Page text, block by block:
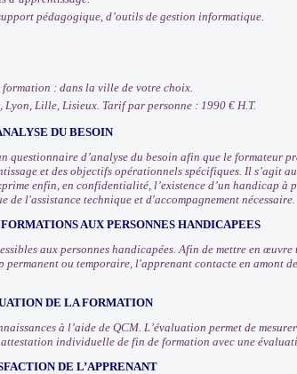
pédagogique, d’outils de gestion informatique.
: dans la ville de votre choix.
Lyon, Lille, Lisieux. Tarif par personne : 1990 € H.T.
DU BESOIN
questionnaire d’analyse du besoin afin que le formateur
et des objectifs opérationnels spécifiques. Il s’agit
enfin, en confidentialité, l’existence d’un handicap à
de l'assistance technique et d'accompagnement nécessaire.
AUX PERSONNES HANDICAPEES
aux personnes handicapées. Afin de mettre en
permanent ou temporaire, l'apprenant contacte en amont
DE LA FORMATION
à l’aide de QCM. L’évaluation permet de
individuelle de fin de formation avec une
DE L’APPRENANT